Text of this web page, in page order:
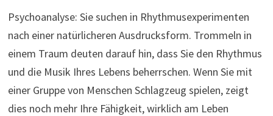
Psychoanalyse: Sie suchen in Rhythmusexperimenten
nach einer natürlicheren Ausdrucksform. Trommeln in
einem Traum deuten darauf hin, dass Sie den Rhythmus
und die Musik Ihres Lebens beherrschen. Wenn Sie mit
einer Gruppe von Menschen Schlagzeug spielen, zeigt
dies noch mehr Ihre Fähigkeit, wirklich am Leben